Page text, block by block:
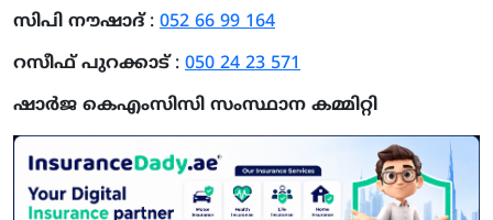
സിപി നൗഷാദ്: 052 66 99 164
റസീഫ് പുറക്കാട്: 050 24 23 571
ഷാർജ കെഎംസിസി സംസ്ഥാന കമ്മിറ്റി